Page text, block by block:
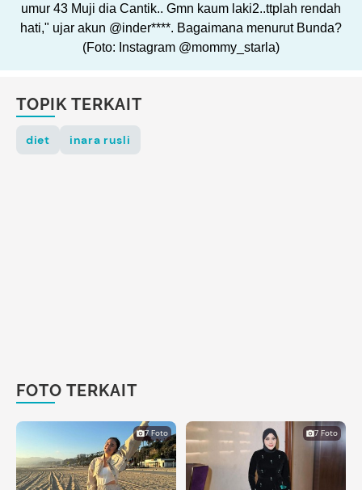
umur 43 Muji dia Cantik.. Gmn kaum laki2..ttplah rendah
hati," ujar akun @inder****. Bagaimana menurut Bunda?
(Foto: Instagram @mommy_starla)
TOPIK TERKAIT
diet inara rusli
FOTO TERKAIT
7 Foto 7 Foto